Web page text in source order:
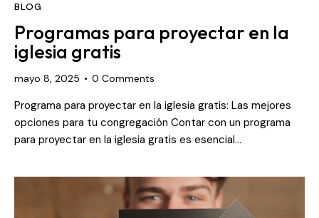
BLOG
Programas para proyectar en la
iglesia gratis
mayo 8, 2025 0 Comments
Programa para proyectar en la iglesia gratis: Las mejores
opciones para tu congregación Contar con un programa
para proyectar en la iglesia gratis es esencial…